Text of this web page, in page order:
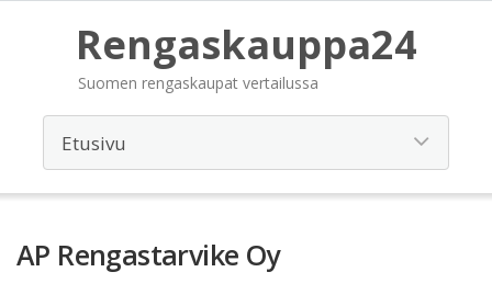
Rengaskauppa24
Suomen rengaskaupat vertailussa
AP Rengastarvike Oy